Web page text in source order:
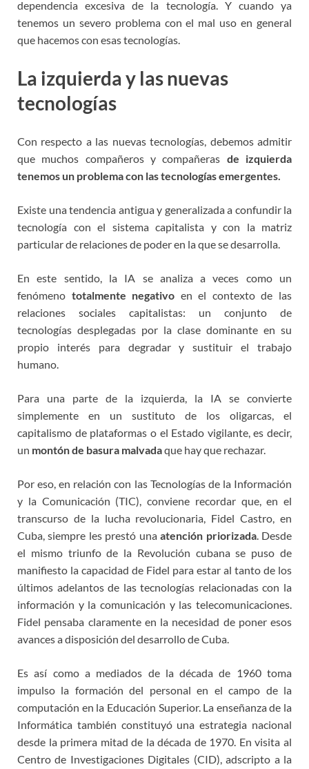
dependencia excesiva de la tecnología. Y cuando ya
tenemos un severo problema con el mal uso en general
que hacemos con esas tecnologías.
La izquierda y las nuevas
tecnologías
Con respecto a las nuevas tecnologías, debemos admitir
que muchos compañeros y compañeras de izquierda
tenemos un problema con las tecnologías emergentes.
Existe una tendencia antigua y generalizada a confundir la
tecnología con el sistema capitalista y con la matriz
particular de relaciones de poder en la que se desarrolla.
En este sentido, la IA se analiza a veces como un
fenómeno totalmente negativo en el contexto de las
relaciones sociales capitalistas: un conjunto de
tecnologías desplegadas por la clase dominante en su
propio interés para degradar y sustituir el trabajo
humano.
Para una parte de la izquierda, la IA se convierte
simplemente en un sustituto de los oligarcas, el
capitalismo de plataformas o el Estado vigilante, es decir,
un montón de basura malvadaque hay que rechazar.
Por eso, en relación con las Tecnologías de la Información
y la Comunicación (TIC), conviene recordar que, en el
transcurso de la lucha revolucionaria, Fidel Castro, en
Cuba, siempre les prestó unaatención priorizada. Desde
el mismo triunfo de la Revolución cubana se puso de
manifiesto la capacidad de Fidel para estar al tanto de los
últimos adelantos de las tecnologías relacionadas con la
información y la comunicación y las telecomunicaciones.
Fidel pensaba claramente en la necesidad de poner esos
avances a disposición del desarrollo de Cuba.
Es así como a mediados de la década de 1960 toma
impulso la formación del personal en el campo de la
computación en la Educación Superior. La enseñanza de la
Informática también constituyó una estrategia nacional
desde la primera mitad de la década de 1970. En visita al
Centro de Investigaciones Digitales (CID), adscripto a la